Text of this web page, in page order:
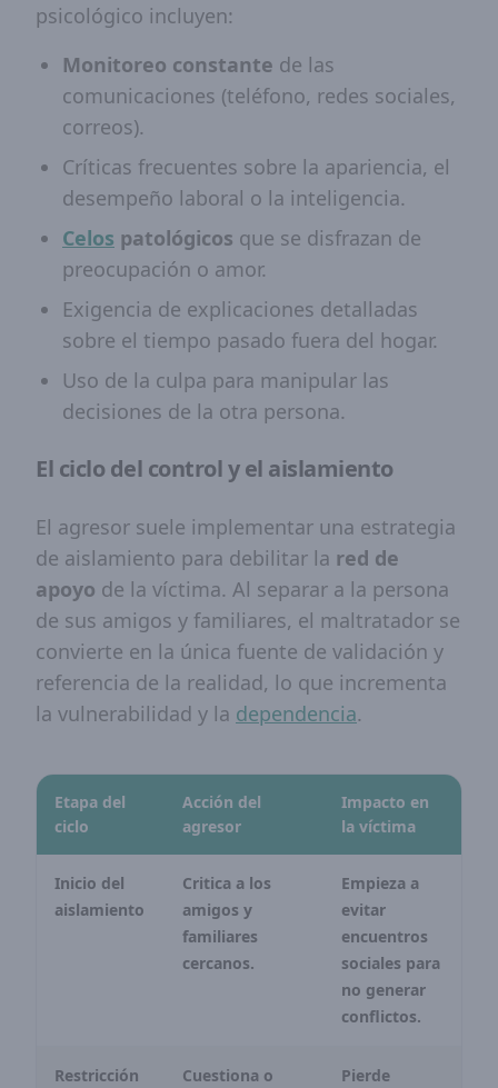
psicológico incluyen:
Monitoreo constante de las
comunicaciones (teléfono, redes sociales,
correos).
Críticas frecuentes sobre la apariencia, el
desempeño laboral o la inteligencia.
Celos patológicos que se disfrazan de
preocupación o amor.
Exigencia de explicaciones detalladas
sobre el tiempo pasado fuera del hogar.
Uso de la culpa para manipular las
decisiones de la otra persona.
El ciclo del control y el aislamiento
El agresor suele implementar una estrategia
de aislamiento para debilitar la red de
apoyo de la víctima. Al separar a la persona
de sus amigos y familiares, el maltratador se
convierte en la única fuente de validación y
referencia de la realidad, lo que incrementa
la vulnerabilidad y la dependencia.
Etapa del
ciclo
Acción del
agresor
Impacto en
la víctima
Inicio del
aislamiento
Critica a los
amigos y
familiares
cercanos.
Empieza a
evitar
encuentros
sociales para
no generar
conflictos.
Restricción
Cuestiona o
Pierde